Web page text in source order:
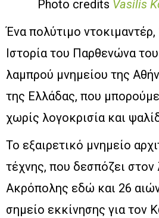
Photo credits Vasilis
Ένα πολύτιμο
Ιστορία του Παρθενώνα
λαμπρού μνημείου της
της Ελλάδας, που
χωρίς λογοκρισία και
Το εξαιρετικό μνημείο
τέχνης, που δεσπόζει
Ακρόπολης εδώ και 26
σημείο εκκίνησης για τον